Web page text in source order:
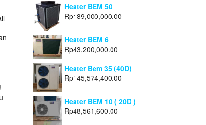
Heater BEM 50
Rp189,000,000.00
Heater BEM 6
Rp43,200,000.00
Heater Bem 35 (40D)
Rp145,574,400.00
Heater BEM 10 ( 20D )
Rp48,561,600.00